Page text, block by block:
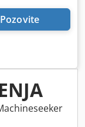
Pozovite